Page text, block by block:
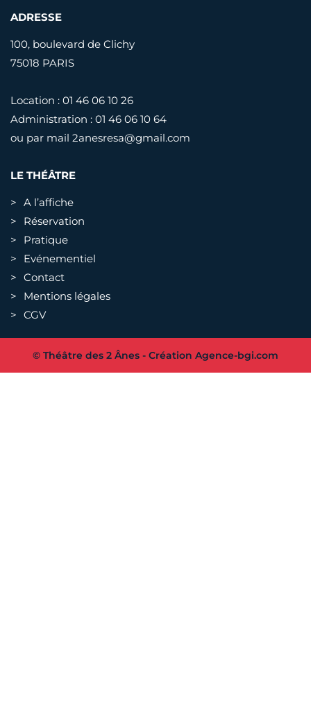
ADRESSE
100, boulevard de Clichy
75018 PARIS
Location : 01 46 06 10 26
Administration : 01 46 06 10 64
ou par mail 2anesresa@gmail.com
LE THÉÂTRE
A l’affiche
Réservation
Pratique
Evénementiel
Contact
Mentions légales
CGV
© Théâtre des 2 Ânes - Création Agence-bgi.com